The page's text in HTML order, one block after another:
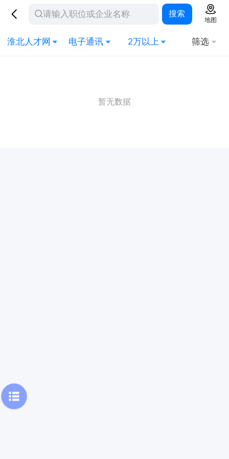
搜索
地图
淮北人才网 电子通讯 2万以上 筛选
暂无数据